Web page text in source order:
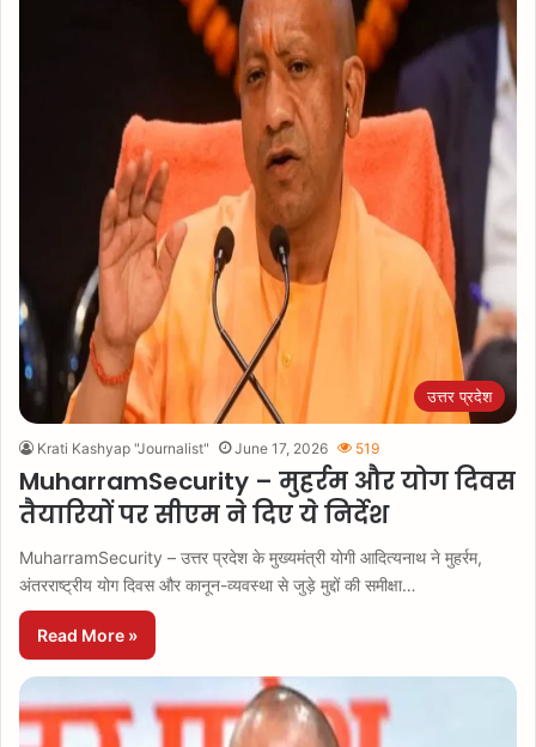
उत्तर प्रदेश
Krati Kashyap "Journalist" June 17, 2026 519
MuharramSecurity – मुहर्रम और योग दिवस
तैयारियों पर सीएम ने दिए ये निर्देश
MuharramSecurity – उत्तर प्रदेश के मुख्यमंत्री योगी आदित्यनाथ ने मुहर्रम,
अंतरराष्ट्रीय योग दिवस और कानून-व्यवस्था से जुड़े मुद्दों की समीक्षा…
Read More »